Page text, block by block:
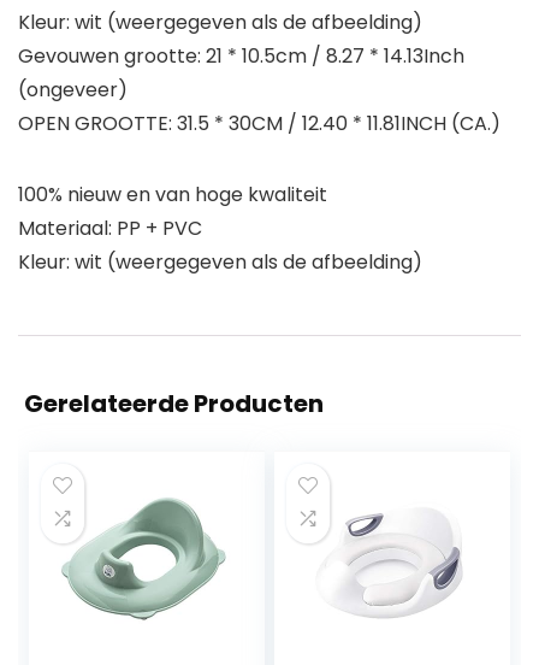
Kleur: wit (weergegeven als de afbeelding)
Gevouwen grootte: 21 * 10.5cm / 8.27 * 14.13Inch
(ongeveer)
OPEN GROOTTE: 31.5 * 30CM / 12.40 * 11.81INCH (CA.)
100% nieuw en van hoge kwaliteit
Materiaal: PP + PVC
Kleur: wit (weergegeven als de afbeelding)
Gerelateerde Producten